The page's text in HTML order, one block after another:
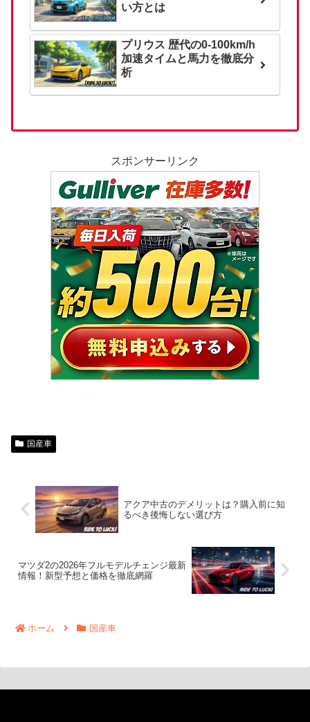
い方とは
プリウス 歴代の0-100km/h
加速タイムと馬力を徹底分
析
スポンサーリンク
国産車
アクア中古のデメリットは？購入前に知
るべき後悔しない選び方
マツダ2の2026年フルモデルチェンジ最新
情報！新型予想と価格を徹底網羅
ホーム 国産車